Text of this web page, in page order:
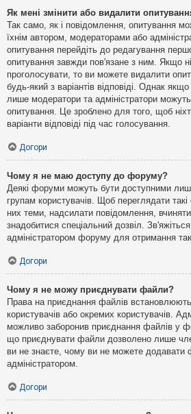
Як мені змінити або видалити
Так само, як і повідомлення, опитування
їхнім автором, модераторами або
опитування перейдіть до редагування
опитування завжди пов'язане з ним. Якщо
проголосувати, то ви можете видалити
будь-який з варіантів відповіді. Однак
лише модератори та адміністратори
опитування. Це зроблено для того, щоб
варіанти відповіді під час голосування.
Догори
Чому я не маю доступу до форуму?
Деякі форуми можуть бути доступними
групам користувачів. Щоб переглядати
них теми, надсилати повідомлення,
знадобитися спеціальний дозвіл.
адміністратором форуму для отримання
Догори
Чому я не можу приєднувати файли?
Права на приєднання файлів
користувачів або окремих користувачів.
можливо заборонив приєднання файлів у
що приєднувати файли дозволено лише
ви не знаєте, чому ви не можете додавати
адміністратором.
Догори